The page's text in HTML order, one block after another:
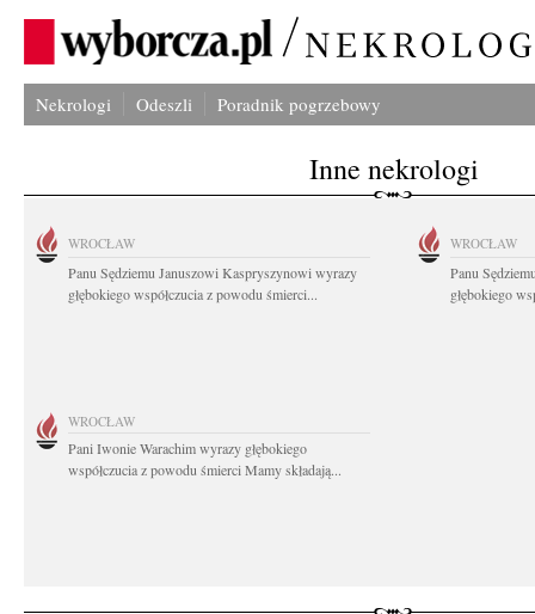
Nekrologi Odeszli Poradnik pogrzebowy
Inne nekrologi
WROCŁAW
Panu Sędziemu Januszowi Kaspryszynowi wyrazy
głębokiego współczucia z powodu śmierci...
WROCŁAW
Panu
głębokiego
WROCŁAW
Pani Iwonie Warachim wyrazy głębokiego
współczucia z powodu śmierci Mamy składają...